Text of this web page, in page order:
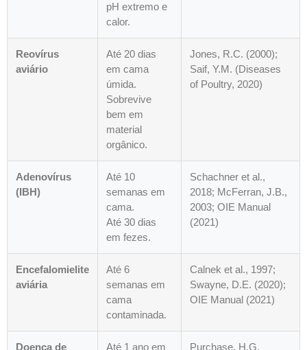
pH extremo e
calor.
Reovírus
aviário
Até 20 dias
em cama
úmida.
Sobrevive
bem em
material
orgânico.
Jones, R.C. (2000);
Saif, Y.M. (Diseases
of Poultry, 2020)
Adenovírus
(IBH)
Até 10
semanas em
cama.
Até 30 dias
em fezes.
Schachner et al.,
2018; McFerran, J.B.,
2003; OIE Manual
(2021)
Encefalomielite
aviária
Até 6
semanas em
cama
contaminada.
Calnek et al., 1997;
Swayne, D.E. (2020);
OIE Manual (2021)
Doença de
Até 1 ano em
Purchase, H.G.